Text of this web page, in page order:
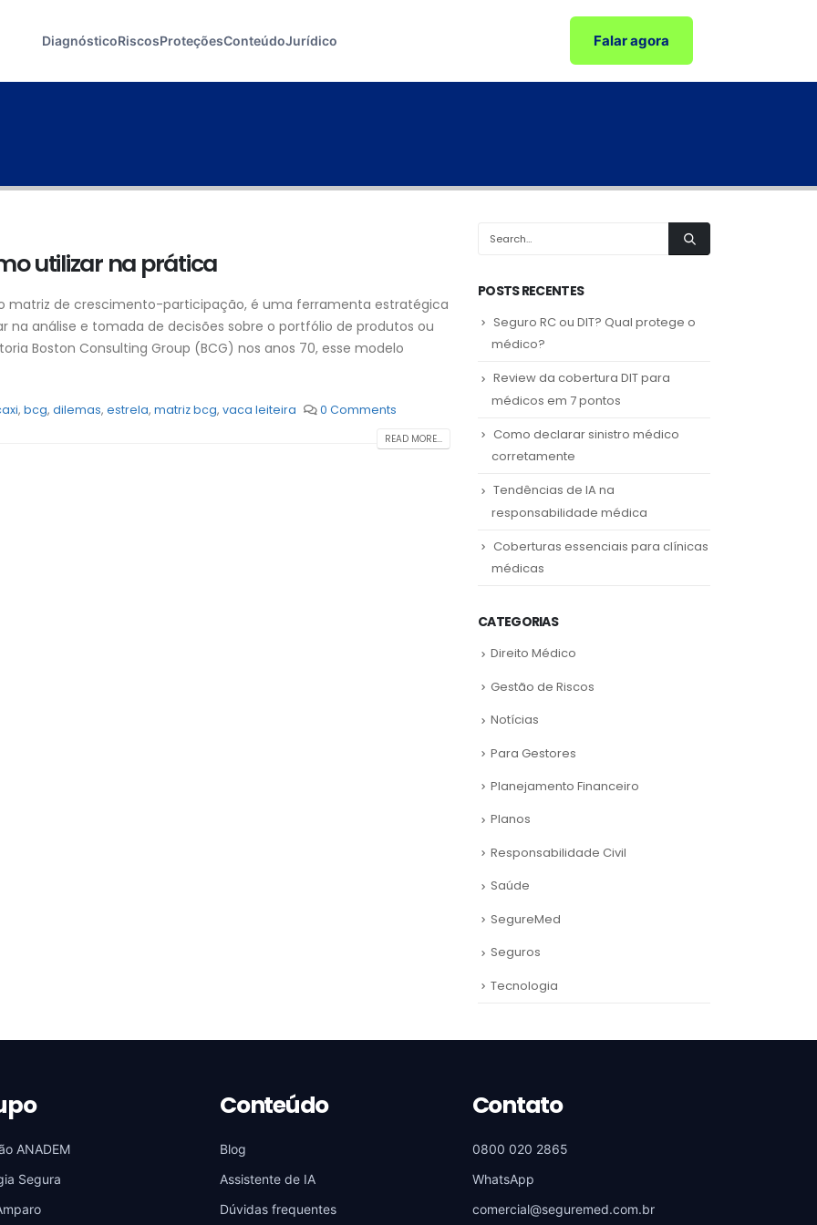
DiagnósticoRiscosProteçõesConteúdoJurídico Falar agora
utilizar na prática
matriz de crescimento-participação, é uma ferramenta estratégica
na análise e tomada de decisões sobre o portfólio de produtos ou
Boston Consulting Group (BCG) nos anos 70, esse modelo
, bcg, dilemas, estrela, matriz bcg, vaca leiteira 0 Comments
READ MORE...
POSTS RECENTES
Seguro RC ou DIT? Qual protege o
médico?
Review da cobertura DIT para
médicos em 7 pontos
Como declarar sinistro médico
corretamente
Tendências de IA na
responsabilidade médica
Coberturas essenciais para clínicas
médicas
CATEGORIAS
Direito Médico
Gestão de Riscos
Notícias
Para Gestores
Planejamento Financeiro
Planos
Responsabilidade Civil
Saúde
SegureMed
Seguros
Tecnologia
ANADEM
Segura
Conteúdo
Blog
Assistente de IA
Dúvidas frequentes
Contato
0800 020 2865
WhatsApp
comercial@seguremed.com.br